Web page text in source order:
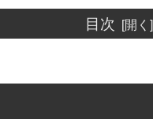
目次